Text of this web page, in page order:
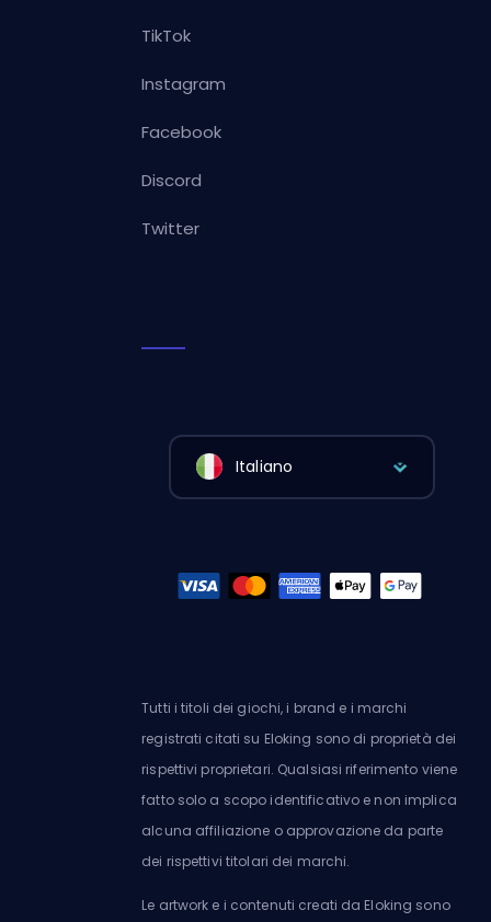
TikTok
Instagram
Facebook
Discord
Twitter
Italiano
Tutti i titoli dei giochi, i brand e i marchi
registrati citati su Eloking sono di proprietà dei
rispettivi proprietari. Qualsiasi riferimento viene
fatto solo a scopo identificativo e non implica
alcuna affiliazione o approvazione da parte
dei rispettivi titolari dei marchi.
Le artwork e i contenuti creati da Eloking sono